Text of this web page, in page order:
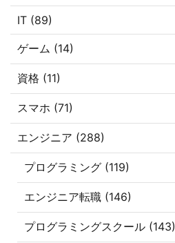
IT (89)
ゲーム (14)
資格 (11)
スマホ (71)
エンジニア (288)
プログラミング (119)
エンジニア転職 (146)
プログラミングスクール (143)